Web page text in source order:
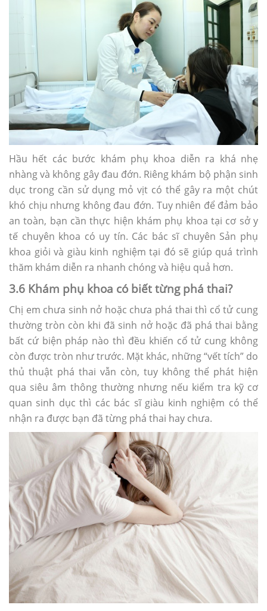
Hầu hết các bước khám phụ khoa diễn ra khá nhẹ
nhàng và không gây đau đớn. Riêng khám bộ phận sinh
dục trong cần sử dụng mỏ vịt có thể gây ra một chút
khó chịu nhưng không đau đớn. Tuy nhiên để đảm bảo
an toàn, bạn cần thực hiện khám phụ khoa tại cơ sở y
tế chuyên khoa có uy tín. Các bác sĩ chuyên Sản phụ
khoa giỏi và giàu kinh nghiệm tại đó sẽ giúp quá trình
thăm khám diễn ra nhanh chóng và hiệu quả hơn.
3.6 Khám phụ khoa có biết từng phá thai?
Chị em chưa sinh nở hoặc chưa phá thai thì cổ tử cung
thường tròn còn khi đã sinh nở hoặc đã phá thai bằng
bất cứ biện pháp nào thì đều khiến cổ tử cung không
còn được tròn như trước. Mặt khác, những “vết tích” do
thủ thuật phá thai vẫn còn, tuy không thể phát hiện
qua siêu âm thông thường nhưng nếu kiểm tra kỹ cơ
quan sinh dục thì các bác sĩ giàu kinh nghiệm có thể
nhận ra được bạn đã từng phá thai hay chưa.